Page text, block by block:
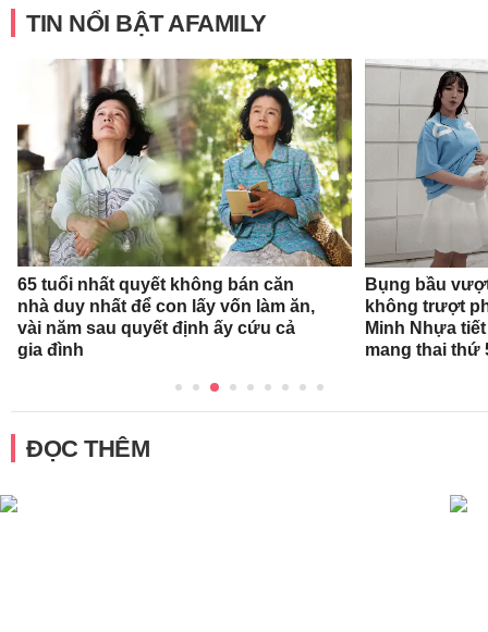
TIN NỔI BẬT AFAMILY
65 tuổi nhất quyết không bán căn
nhà duy nhất để con lấy vốn làm ăn,
vài năm sau quyết định ấy cứu cả
gia đình
Bụng bầu
không trượt
Minh Nhựa
mang thai thứ
ĐỌC THÊM